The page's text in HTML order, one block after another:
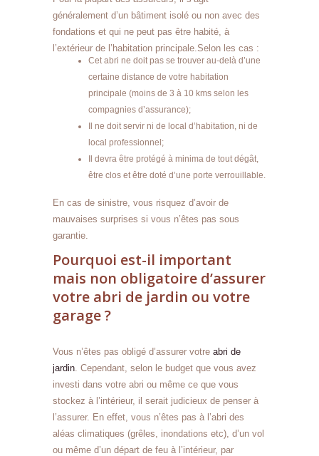
généralement d’un bâtiment isolé ou non avec des
fondations et qui ne peut pas être habité, à
l’extérieur de l’habitation principale.Selon les cas :
Cet abri ne doit pas se trouver au-delà d’une
certaine distance de votre habitation
principale (moins de 3 à 10 kms selon les
compagnies d’assurance);
Il ne doit servir ni de local d’habitation, ni de
local professionnel;
Il devra être protégé à minima de tout dégât,
être clos et être doté d’une porte verrouillable.
En cas de sinistre, vous risquez d’avoir de
mauvaises surprises si vous n’êtes pas sous
garantie.
Pourquoi est-il important
mais non obligatoire d’assurer
votre abri de jardin ou votre
garage ?
Vous n’êtes pas obligé d’assurer votre abri de
jardin . Cependant, selon le budget que vous avez
investi dans votre abri ou même ce que vous
stockez à l’intérieur, il serait judicieux de penser à
l’assurer. En effet, vous n’êtes pas à l’abri des
aléas climatiques (grêles, inondations etc), d’un vol
ou même d’un départ de feu à l’intérieur, par